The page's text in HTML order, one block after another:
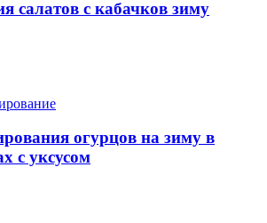
салатов с кабачков зиму
огурцов на зиму в
с уксусом